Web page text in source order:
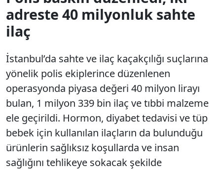
adreste 40 milyonluk sahte
ilaç
İstanbul’da sahte ve ilaç kaçakçılığı suçlarına
yönelik polis ekiplerince düzenlenen
operasyonda piyasa değeri 40 milyon lirayı
bulan, 1 milyon 339 bin ilaç ve tıbbi malzeme
ele geçirildi. Hormon, diyabet tedavisi ve tüp
bebek için kullanılan ilaçların da bulunduğu
ürünlerin sağlıksız koşullarda ve insan
sağlığını tehlikeye sokacak şekilde